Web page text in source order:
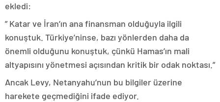
ekledi:
” Katar ve İran’ın ana finansman olduğuyla ilgili
konuştuk. Türkiye’ninse, bazı yönlerden daha da
önemli olduğunu konuştuk, çünkü Hamas’ın mali
altyapısını yönetmesi açısından kritik bir odak noktası.”
Ancak Levy, Netanyahu’nun bu bilgiler üzerine
harekete geçmediğini ifade ediyor.